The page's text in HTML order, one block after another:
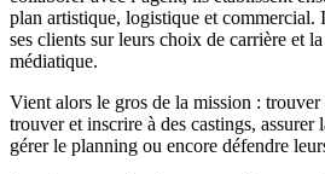
plan artistique, logistique et
ses clients sur leurs choix de carrière et
médiatique.
Vient alors le gros de la mission : trouver
trouver et inscrire à des castings, assurer
gérer le planning ou encore défendre